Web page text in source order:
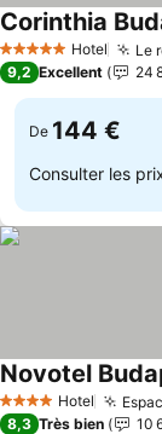
5 Étoiles Hotel Le
Corinthia
9,2 Excellent 24
De 144 €
Consulter les
4 Étoiles Hotel
Novotel
8,3 Très bien 10